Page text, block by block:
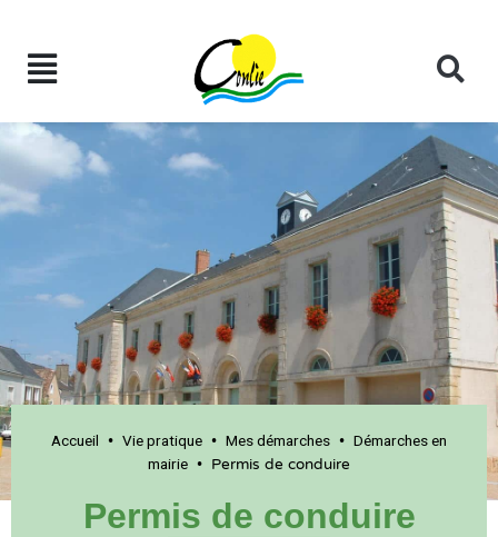
Accueil • Vie pratique • Mes démarches • Démarches en
mairie • Permis de conduire
Permis de conduire